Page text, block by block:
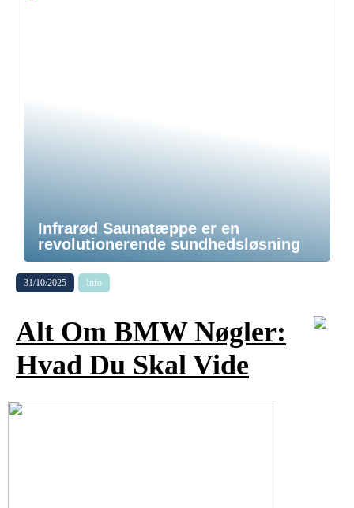
Infrarød Saunatæppe er en
revolutionerende sundhedsløsning
31/10/2025 Info
Alt Om BMW Nøgler:
Hvad Du Skal Vide